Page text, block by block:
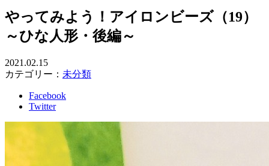
やってみよう！アイロンビーズ（19）
～ひな人形・後編～
2021.02.15
カテゴリー： 未分類
Facebook
Twitter